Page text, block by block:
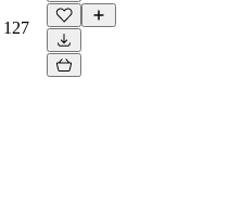
127